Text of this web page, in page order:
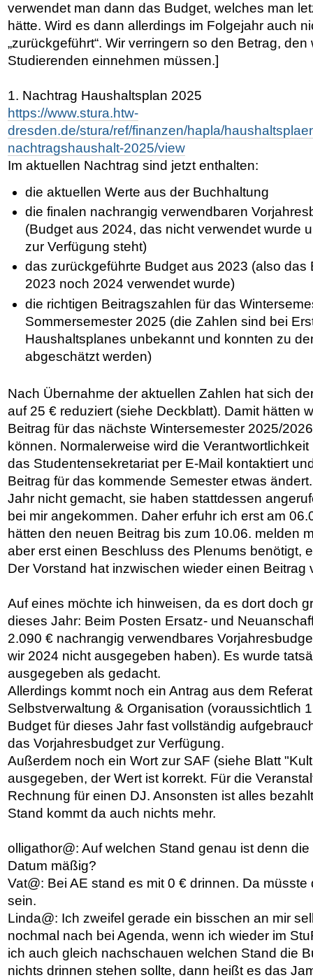
verwendet man dann das Budget, welches man
hätte. Wird es dann allerdings im Folgejahr auch
„zurückgeführt“. Wir verringern so den Betrag, den
Studierenden einnehmen müssen.]
1. Nachtrag Haushaltsplan 2025
https://www.stura.htw-
dresden.de/stura/ref/finanzen/hapla/
nachtragshaushalt-2025/view
Im aktuellen Nachtrag sind jetzt enthalten:
die aktuellen Werte aus der Buchhaltung
die finalen nachrangig verwendbaren
(Budget aus 2024, das nicht verwendet wurde
zur Verfügung steht)
das zurückgeführte Budget aus 2023 (also das
2023 noch 2024 verwendet wurde)
die richtigen Beitragszahlen für das
Sommersemester 2025 (die Zahlen sind bei
Haushaltsplanes unbekannt und konnten zu
abgeschätzt werden)
Nach Übernahme der aktuellen Zahlen hat sich
auf 25 € reduziert (siehe Deckblatt). Damit hätten
Beitrag für das nächste Wintersemester 2025/
können. Normalerweise wird die
das Studentensekretariat per E-Mail kontaktiert
Beitrag für das kommende Semester etwas
Jahr nicht gemacht, sie haben stattdessen
bei mir angekommen. Daher erfuhr ich erst am
hätten den neuen Beitrag bis zum 10.06. melden
aber erst einen Beschluss des Plenums benötigt,
Der Vorstand hat inzwischen wieder einen Beitrag
Auf eines möchte ich hinweisen, da es dort doch
dieses Jahr: Beim Posten Ersatz- und
2.090 € nachrangig verwendbares
wir 2024 nicht ausgegeben haben). Es wurde
ausgegeben als gedacht.
Allerdings kommt noch ein Antrag aus dem
Selbstverwaltung & Organisation (voraussichtlich
Budget für dieses Jahr fast vollständig
das Vorjahresbudget zur Verfügung.
Außerdem noch ein Wort zur SAF (siehe Blatt
ausgegeben, der Wert ist korrekt. Für die
Rechnung für einen DJ. Ansonsten ist alles
Stand kommt da auch nichts mehr.
olligathor@: Auf welchen Stand genau ist denn
Datum mäßig?
Vat@: Bei AE stand es mit 0 € drinnen. Da
sein.
Linda@: Ich zweifel gerade ein bisschen an mir
nochmal nach bei Agenda, wenn ich wieder im
ich auch gleich nachschauen welchen Stand die
nichts drinnen stehen sollte, dann heißt es das